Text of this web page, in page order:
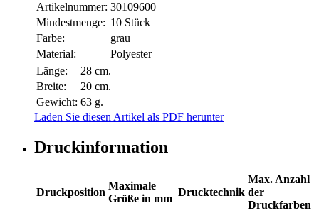
Artikelnummer: 30109600
Mindestmenge: 10 Stück
Farbe:
grau
Material:
Polyester
Länge:
28 cm.
Breite:
20 cm.
Gewicht: 63 g.
Laden Sie diesen Artikel als PDF herunter
Druckinformation
Druckposition
Maximale
Größe in mm
Drucktechnik
Max. Anzahl
der
Druckfarben